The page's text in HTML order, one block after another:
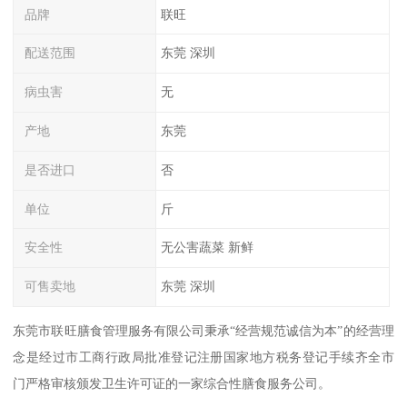
品牌 联旺
配送范围 东莞 深圳
病虫害 无
产地 东莞
是否进口 否
单位 斤
安全性 无公害蔬菜 新鲜
可售卖地 东莞 深圳
东莞市联旺膳食管理服务有限公司秉承“经营规范诚信为本”的经营理
念是经过市工商行政局批准登记注册国家地方税务登记手续齐全市
门严格审核颁发卫生许可证的一家综合性膳食服务公司。